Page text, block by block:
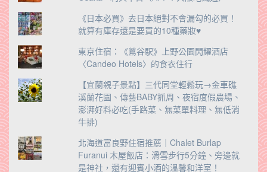
《日本必買》去日本絕對不會漏勾的必買！
就算有庫存還是要買的10種藥妝♥
東京住宿：《鶑谷駅》上野公園閃耀酒店
〈Candeo Hotels〉的食衣住行
【宜蘭親子景點】三代同堂輕鬆玩→金車礁
溪蘭花園、傳藝BABY抓周、夜宿度假農場、
澎湃好料必吃(手路菜、無菜單料理、無低消
牛排)
北海道富良野住宿推薦｜Chalet Burlap
Furanui 木屋飯店：滑雪步行5分鐘、旁邊就
是神社，還有迎賓小酒的溫馨和洋室！